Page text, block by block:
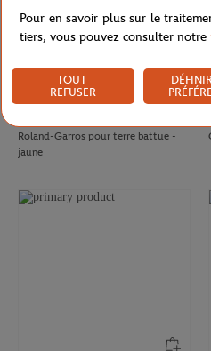
WILSON 10,50 €
Roland-Garros pour terre battue -
jaune
Pour en savoir plus sur le
tiers, vous pouvez consulter notre
TOUT
REFUSER